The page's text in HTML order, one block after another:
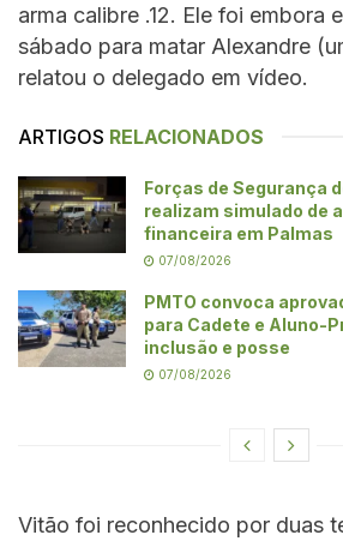
arma calibre .12. Ele foi embora
sábado para matar Alexandre
relatou o delegado em vídeo.
ARTIGOS RELACIONADOS
Forças de Segurança
realizam simulado de
financeira em Palmas
07/08/2026
PMTO convoca
para Cadete e Aluno-
inclusão e posse
07/08/2026
Vitão foi reconhecido por duas